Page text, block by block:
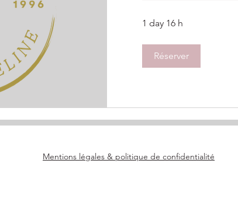
1 day 16 h
Réserver
Mentions légales & politique de confidentialité